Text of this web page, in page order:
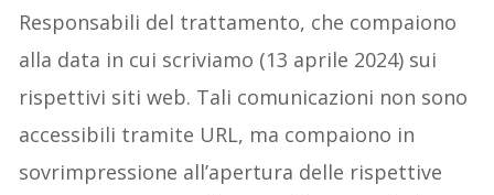
Responsabili del trattamento, che compaiono
alla data in cui scriviamo (13 aprile 2024) sui
rispettivi siti web. Tali comunicazioni non sono
accessibili tramite URL, ma compaiono in
sovrimpressione all’apertura delle rispettive